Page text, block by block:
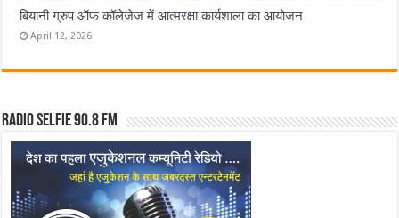
बियानी ग्रुप ऑफ कॉलेजेज में आत्मरक्षा कार्यशाला का आयोजन
April 12, 2026
Radio Selfie 90.8 FM